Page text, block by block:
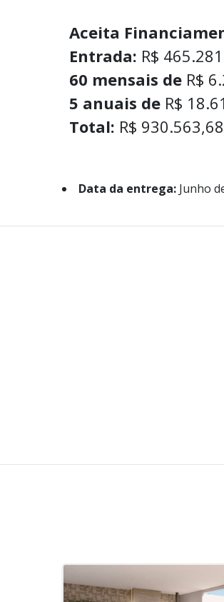
Aceita
Entrada: R$
60 mensais de R$
5 anuais de R$
Total: R$ 930.563,68
Data da entrega: Junho